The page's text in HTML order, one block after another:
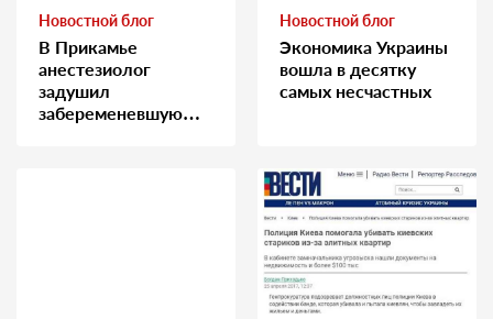
Новостной блог
В Прикамье
анестезиолог
задушил
забеременевшую
Новостной блог
Экономика Украины
вошла в десятку
самых несчастных